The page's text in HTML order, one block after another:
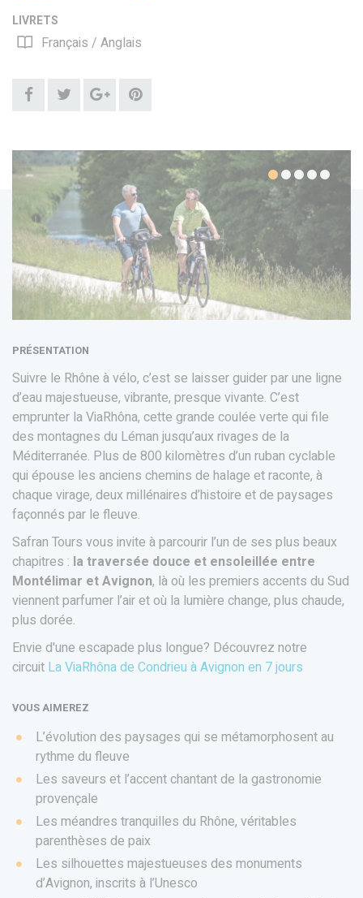
LIVRETS
Français / Anglais
PRÉSENTATION
Suivre le Rhône à vélo, c’est se laisser guider par une ligne
d’eau majestueuse, vibrante, presque vivante. C’est
emprunter la ViaRhôna, cette grande coulée verte qui file
des montagnes du Léman jusqu’aux rivages de la
Méditerranée. Plus de 800 kilomètres d’un ruban cyclable
qui épouse les anciens chemins de halage et raconte, à
chaque virage, deux millénaires d’histoire et de paysages
façonnés par le fleuve.
Safran Tours vous invite à parcourir l’un de ses plus beaux
chapitres : la traversée douce et ensoleillée entre
Montélimar et Avignon, là où les premiers accents du Sud
viennent parfumer l’air et où la lumière change, plus chaude,
plus dorée.
Envie d'une escapade plus longue? Découvrez notre
circuit La ViaRhôna de Condrieu à Avignon en 7 jours
VOUS AIMEREZ
L’évolution des paysages qui se métamorphosent au
rythme du fleuve
Les saveurs et l’accent chantant de la gastronomie
provençale
Les méandres tranquilles du Rhône, véritables
parenthèses de paix
Les silhouettes majestueuses des monuments
d’Avignon, inscrits à l’Unesco